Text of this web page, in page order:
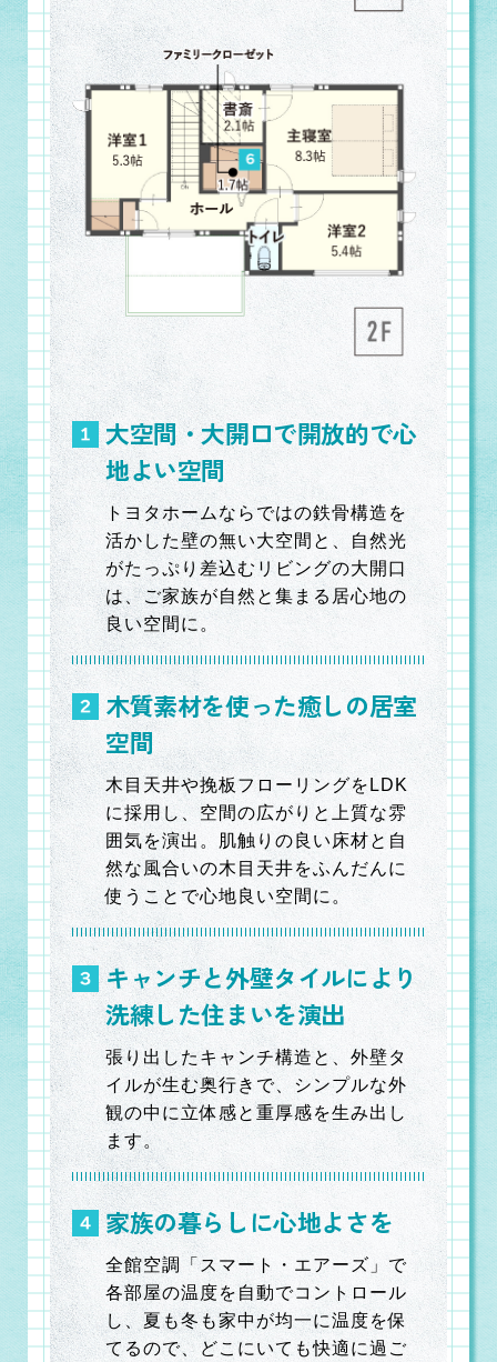
大空間・大開口で開放的で心
地よい空間
トヨタホームならではの鉄骨構造を
活かした壁の無い大空間と、自然光
がたっぷり差込むリビングの大開口
は、ご家族が自然と集まる居心地の
良い空間に。
木質素材を使った癒しの居室
空間
木目天井や挽板フローリングをLDK
に採用し、空間の広がりと上質な雰
囲気を演出。肌触りの良い床材と自
然な風合いの木目天井をふんだんに
使うことで心地良い空間に。
キャンチと外壁タイルにより
洗練した住まいを演出
張り出したキャンチ構造と、外壁タ
イルが生む奥行きで、シンプルな外
観の中に立体感と重厚感を生み出し
ます。
家族の暮らしに心地よさを
全館空調「スマート・エアーズ」で
各部屋の温度を自動でコントロール
し、夏も冬も家中が均一に温度を保
てるので、どこにいても快適に過ご